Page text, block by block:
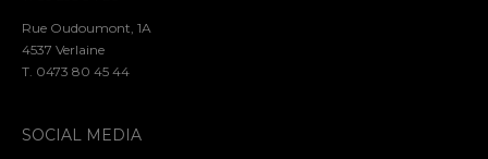
Rue Oudoumont, 1A
4537 Verlaine
T. 0473 80 45 44
SOCIAL MEDIA